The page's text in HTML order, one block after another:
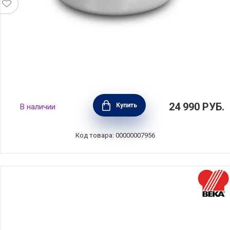
Кастрюля Суприм проф 5,3 л, 24 см,
Silampos, 639002BG1024
В наличии Купить 24 990 РУБ.
Код товара: 00000007956